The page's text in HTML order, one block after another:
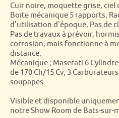
Cuir noire, moquette grise, ciel
Boite mécanique 5 rapports,
d'utilisation d'époque, Pas de
Pas de travaux à prévoir,
corrosion, mais fonctionne à
distance.
Mécanique ; Maserati 6
de 170 Ch/15 Cv, 3
soupapes.
Visible et disponible
notre Show Room de